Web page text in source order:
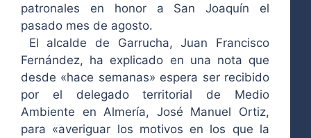
patronales en honor a San Joaquín el
pasado mes de agosto.
El alcalde de Garrucha, Juan Francisco
Fernández, ha explicado en una nota que
desde «hace semanas» espera ser recibido
por el delegado territorial de Medio
Ambiente en Almería, José Manuel Ortiz,
para «averiguar los motivos en los que la